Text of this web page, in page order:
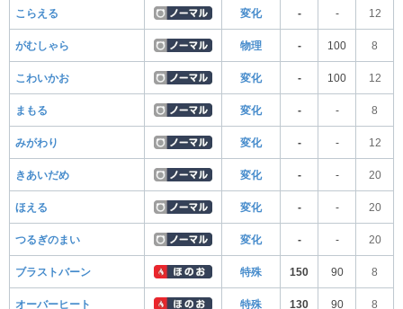
こらえる 変化 - - 12
がむしゃら 物理 - 100 8
こわいかお 変化 - 100 12
まもる 変化 - - 8
みがわり 変化 - - 12
きあいだめ 変化 - - 20
ほえる 変化 - - 20
つるぎのまい 変化 - - 20
ブラストバーン 特殊 150 90 8
オーバーヒート 特殊 130 90 8